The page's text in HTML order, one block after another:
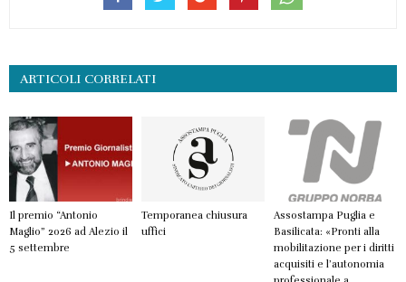
ARTICOLI CORRELATI
Il premio “Antonio
Maglio” 2026 ad Alezio il
5 settembre
Temporanea chiusura
uffici
Assostampa Puglia e
Basilicata: «Pronti alla
mobilitazione per i diritti
acquisiti e l’autonomia